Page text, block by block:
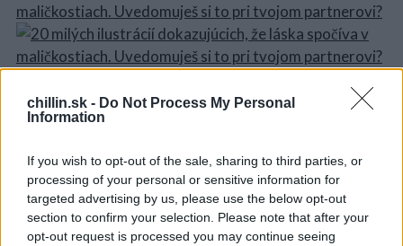
chillin.sk - Do Not Process My Personal
Information
If you wish to opt-out of the sale, sharing to third parties, or
processing of your personal or sensitive information for
targeted advertising by us, please use the below opt-out
section to confirm your selection. Please note that after your
opt-out request is processed you may continue seeing
e
a
r
h